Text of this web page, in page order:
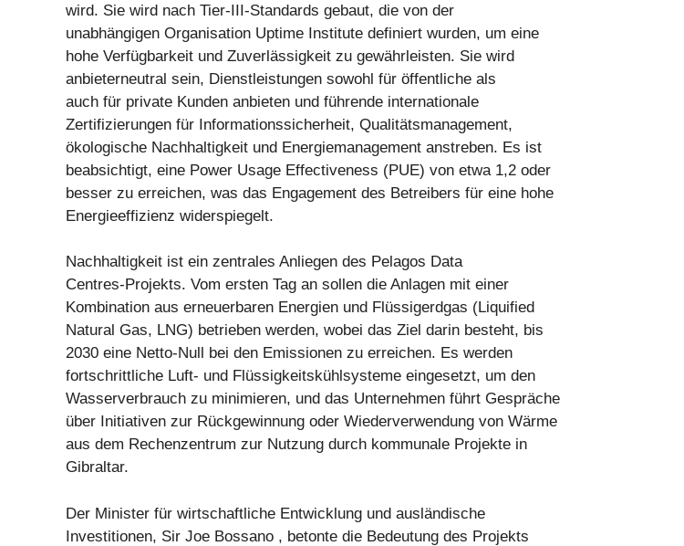
wird. Sie wird nach Tier-III-Standards gebaut, die von der
unabhängigen Organisation Uptime Institute definiert wurden, um eine
hohe Verfügbarkeit und Zuverlässigkeit zu gewährleisten. Sie wird
anbieterneutral sein, Dienstleistungen sowohl für öffentliche als
auch für private Kunden anbieten und führende internationale
Zertifizierungen für Informationssicherheit, Qualitätsmanagement,
ökologische Nachhaltigkeit und Energiemanagement anstreben. Es ist
beabsichtigt, eine Power Usage Effectiveness (PUE) von etwa 1,2 oder
besser zu erreichen, was das Engagement des Betreibers für eine hohe
Energieeffizienz widerspiegelt.
Nachhaltigkeit ist ein zentrales Anliegen des Pelagos Data
Centres-Projekts. Vom ersten Tag an sollen die Anlagen mit einer
Kombination aus erneuerbaren Energien und Flüssigerdgas (Liquified
Natural Gas, LNG) betrieben werden, wobei das Ziel darin besteht, bis
2030 eine Netto-Null bei den Emissionen zu erreichen. Es werden
fortschrittliche Luft- und Flüssigkeitskühlsysteme eingesetzt, um den
Wasserverbrauch zu minimieren, und das Unternehmen führt Gespräche
über Initiativen zur Rückgewinnung oder Wiederverwendung von Wärme
aus dem Rechenzentrum zur Nutzung durch kommunale Projekte in
Gibraltar.
Der Minister für wirtschaftliche Entwicklung und ausländische
Investitionen, Sir Joe Bossano , betonte die Bedeutung des Projekts